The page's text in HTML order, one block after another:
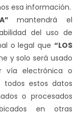
esa información.
mantendrá el
del uso de
o legal que “LOS
y solo será usado
vía electrónica o
todos estos datos
o procesados
en otras